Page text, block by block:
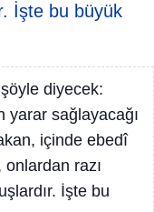
İşte bu büyük
diyecek:
yarar sağlayacağı
içinde ebedî
onlardan razı
İşte bu